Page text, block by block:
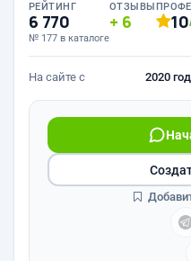
РЕЙТИНГ
6 770
№ 177 в каталоге
ОТЗЫВЫ
6 10
На сайте с 2020